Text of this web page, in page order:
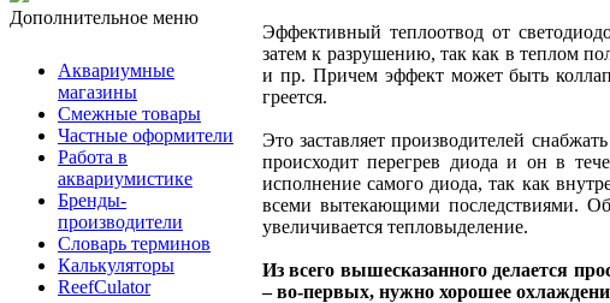
Дополнительное меню
Аквариумные
магазины
Смежные товары
Частные оформители
Работа в
аквариумистике
Бренды-
производители
Словарь терминов
Калькуляторы
ReefCulator
Эффективный теплоотвод от
затем к разрушению, так как в теплом
и пр. Причем эффект может быть
греется.
Это заставляет производителей
происходит перегрев диода и он в
исполнение самого диода, так как
всеми вытекающими последствиями.
увеличивается тепловыделение.
Из всего вышесказанного делается
– во-первых, нужно хорошее